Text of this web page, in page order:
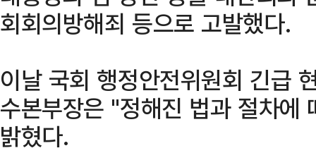
회회의방해죄 등으로 고발했다.
이날 국회 행정안전위원회 긴급
수본부장은 "정해진 법과 절차에
밝혔다.